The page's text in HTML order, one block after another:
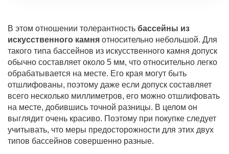
В этом отношении толерантность бассейны из
искусственного камня относительно небольшой. Для
такого типа бассейнов из искусственного камня допуск
обычно составляет около 5 мм, что относительно легко
обрабатывается на месте. Его края могут быть
отшлифованы, поэтому даже если допуск составляет
всего несколько миллиметров, его можно отшлифовать
на месте, добившись точной разницы. В целом он
выглядит очень красиво. Поэтому при покупке следует
учитывать, что меры предосторожности для этих двух
типов бассейнов совершенно разные.